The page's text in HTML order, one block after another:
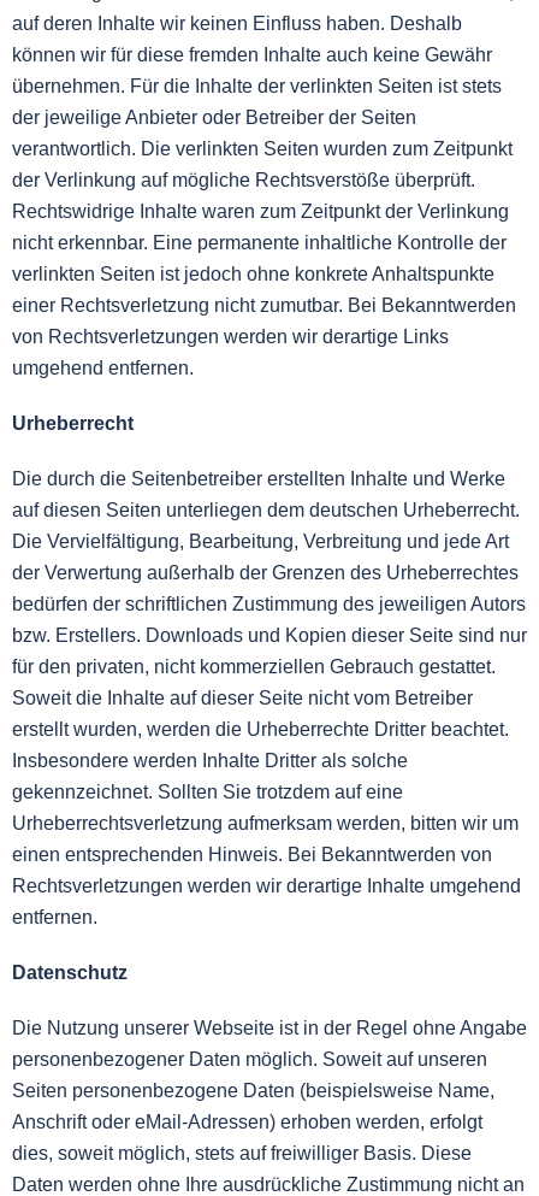
auf deren Inhalte wir keinen Einfluss haben. Deshalb
können wir für diese fremden Inhalte auch keine Gewähr
übernehmen. Für die Inhalte der verlinkten Seiten ist stets
der jeweilige Anbieter oder Betreiber der Seiten
verantwortlich. Die verlinkten Seiten wurden zum Zeitpunkt
der Verlinkung auf mögliche Rechtsverstöße überprüft.
Rechtswidrige Inhalte waren zum Zeitpunkt der Verlinkung
nicht erkennbar. Eine permanente inhaltliche Kontrolle der
verlinkten Seiten ist jedoch ohne konkrete Anhaltspunkte
einer Rechtsverletzung nicht zumutbar. Bei Bekanntwerden
von Rechtsverletzungen werden wir derartige Links
umgehend entfernen.
Urheberrecht
Die durch die Seitenbetreiber erstellten Inhalte und Werke
auf diesen Seiten unterliegen dem deutschen Urheberrecht.
Die Vervielfältigung, Bearbeitung, Verbreitung und jede Art
der Verwertung außerhalb der Grenzen des Urheberrechtes
bedürfen der schriftlichen Zustimmung des jeweiligen Autors
bzw. Erstellers. Downloads und Kopien dieser Seite sind nur
für den privaten, nicht kommerziellen Gebrauch gestattet.
Soweit die Inhalte auf dieser Seite nicht vom Betreiber
erstellt wurden, werden die Urheberrechte Dritter beachtet.
Insbesondere werden Inhalte Dritter als solche
gekennzeichnet. Sollten Sie trotzdem auf eine
Urheberrechtsverletzung aufmerksam werden, bitten wir um
einen entsprechenden Hinweis. Bei Bekanntwerden von
Rechtsverletzungen werden wir derartige Inhalte umgehend
entfernen.
Datenschutz
Die Nutzung unserer Webseite ist in der Regel ohne Angabe
personenbezogener Daten möglich. Soweit auf unseren
Seiten personenbezogene Daten (beispielsweise Name,
Anschrift oder eMail-Adressen) erhoben werden, erfolgt
dies, soweit möglich, stets auf freiwilliger Basis. Diese
Daten werden ohne Ihre ausdrückliche Zustimmung nicht an